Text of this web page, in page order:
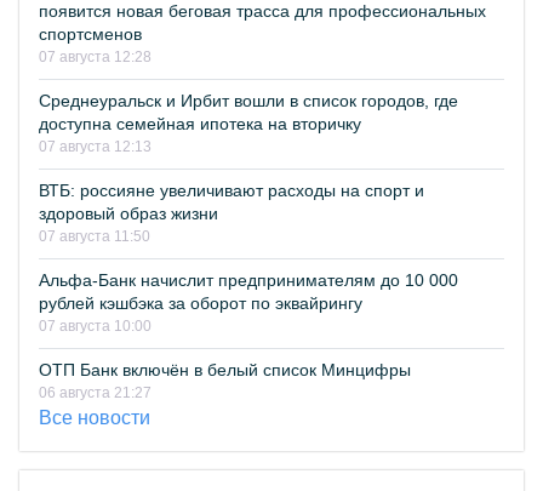
появится новая беговая трасса для профессиональных
спортсменов
07 августа 12:28
Среднеуральск и Ирбит вошли в список городов, где
доступна семейная ипотека на вторичку
07 августа 12:13
ВТБ: россияне увеличивают расходы на спорт и
здоровый образ жизни
07 августа 11:50
Альфа-Банк начислит предпринимателям до 10 000
рублей кэшбэка за оборот по эквайрингу
07 августа 10:00
ОТП Банк включён в белый список Минцифры
06 августа 21:27
Все новости